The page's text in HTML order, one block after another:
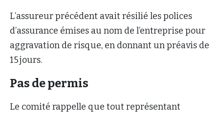
L’assureur précédent avait résilié les polices
d’assurance émises au nom de l’entreprise pour
aggravation de risque, en donnant un préavis de
15 jours.
Pas de permis
Le comité rappelle que tout représentant